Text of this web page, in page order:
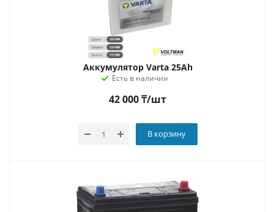
Аккумулятор Varta 25Ah
Есть в наличии
42 000₸/шт
В корзину